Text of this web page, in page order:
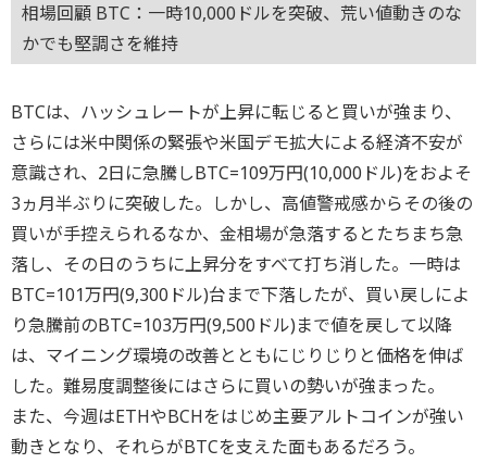
相場回顧 BTC：一時10,000ドルを突破、荒い値動きのな
かでも堅調さを維持
BTCは、ハッシュレートが上昇に転じると買いが強まり、
さらには米中関係の緊張や米国デモ拡大による経済不安が
意識され、2日に急騰しBTC=109万円(10,000ドル)をおよそ
3ヵ月半ぶりに突破した。しかし、高値警戒感からその後の
買いが手控えられるなか、金相場が急落するとたちまち急
落し、その日のうちに上昇分をすべて打ち消した。一時は
BTC=101万円(9,300ドル)台まで下落したが、買い戻しによ
り急騰前のBTC=103万円(9,500ドル)まで値を戻して以降
は、マイニング環境の改善とともにじりじりと価格を伸ば
した。難易度調整後にはさらに買いの勢いが強まった。
また、今週はETHやBCHをはじめ主要アルトコインが強い
動きとなり、それらがBTCを支えた面もあるだろう。